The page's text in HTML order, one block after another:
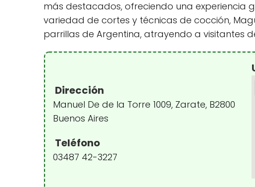
más destacados, ofreciendo una experiencia
variedad de cortes y técnicas de cocción,
parrillas de Argentina, atrayendo a visitantes
Dirección
Manuel De de la Torre 1009, Zarate, B2800
Buenos Aires
Teléfono
03487 42-3227